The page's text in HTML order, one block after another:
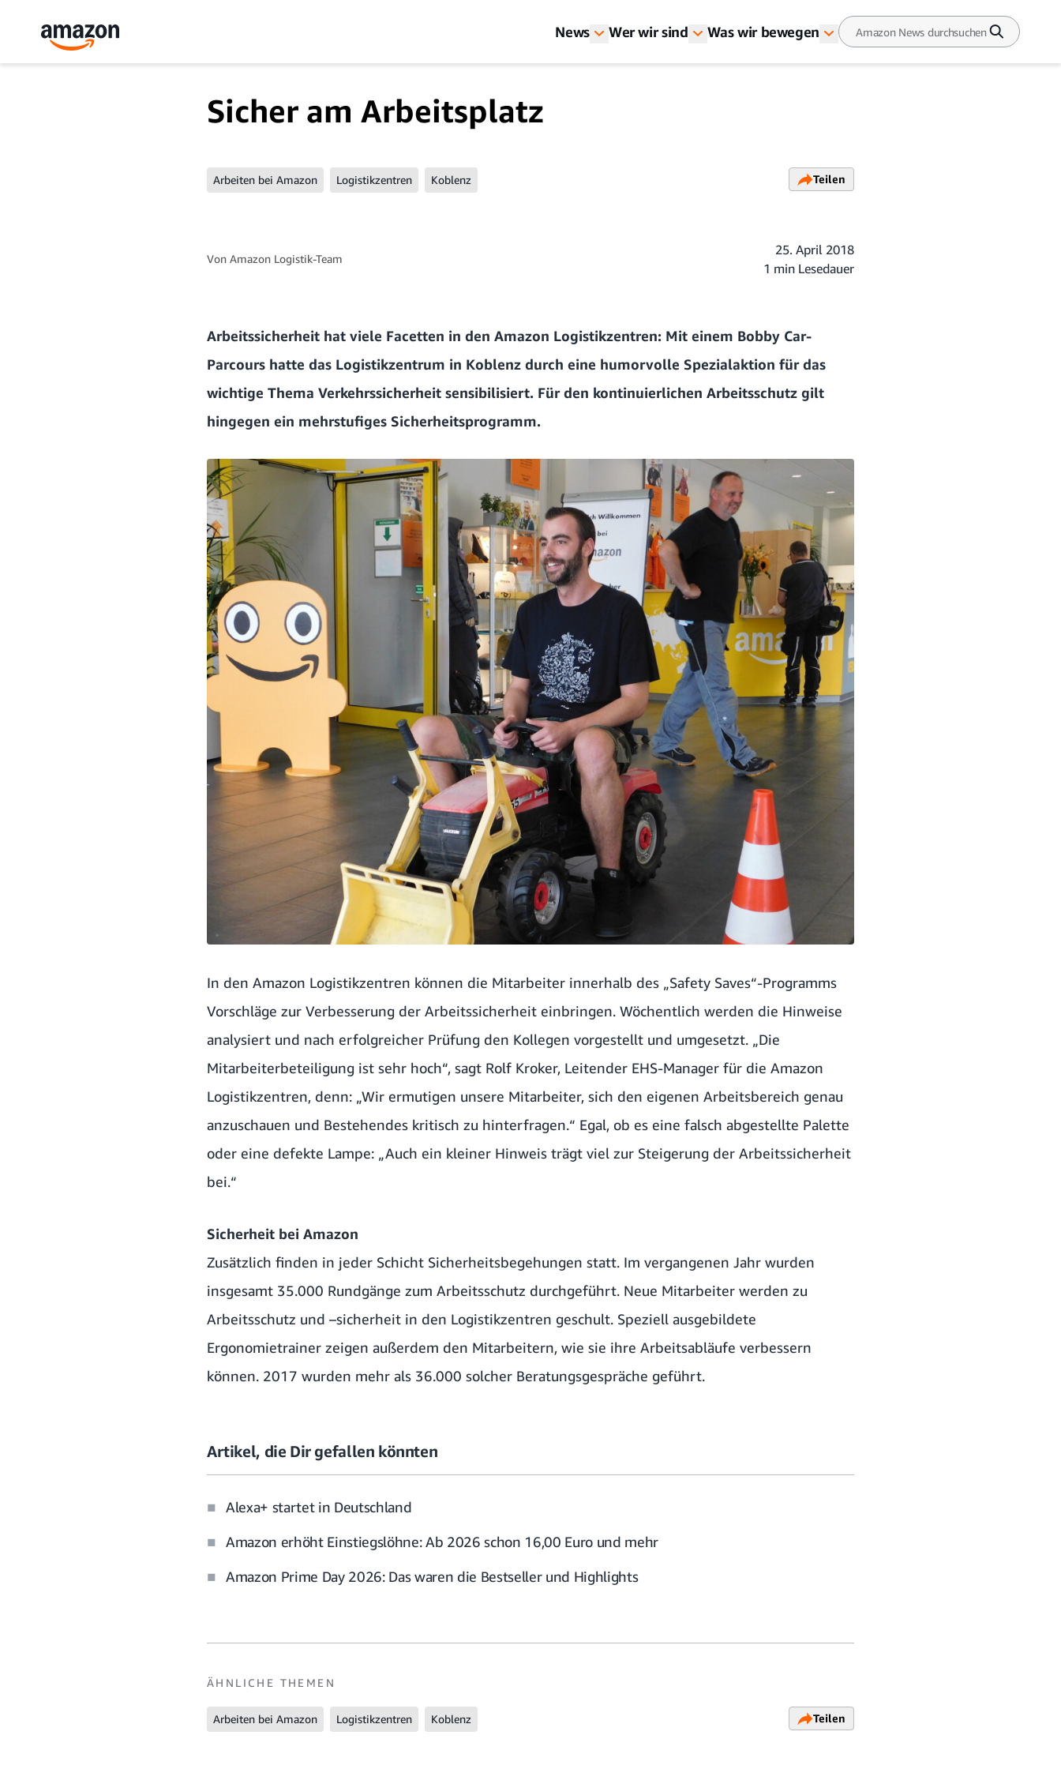
News Wer wir sind Was wir bewegen
Sicher am Arbeitsplatz
Arbeiten bei Amazon Logistikzentren Koblenz Teilen
Von Amazon Logistik-Team
25. April 2018
1 min Lesedauer
Arbeitssicherheit hat viele Facetten in den Amazon Logistikzentren: Mit einem Bobby Car-
Parcours hatte das Logistikzentrum in Koblenz durch eine humorvolle Spezialaktion für das
wichtige Thema Verkehrssicherheit sensibilisiert. Für den kontinuierlichen Arbeitsschutz gilt
hingegen ein mehrstufiges Sicherheitsprogramm.
In den Amazon Logistikzentren können die Mitarbeiter innerhalb des „Safety Saves“-Programms
Vorschläge zur Verbesserung der Arbeitssicherheit einbringen. Wöchentlich werden die Hinweise
analysiert und nach erfolgreicher Prüfung den Kollegen vorgestellt und umgesetzt. „Die
Mitarbeiterbeteiligung ist sehr hoch“, sagt Rolf Kroker, Leitender EHS-Manager für die Amazon
Logistikzentren, denn: „Wir ermutigen unsere Mitarbeiter, sich den eigenen Arbeitsbereich genau
anzuschauen und Bestehendes kritisch zu hinterfragen.“ Egal, ob es eine falsch abgestellte Palette
oder eine defekte Lampe: „Auch ein kleiner Hinweis trägt viel zur Steigerung der Arbeitssicherheit
bei.“
Sicherheit bei Amazon
Zusätzlich finden in jeder Schicht Sicherheitsbegehungen statt. Im vergangenen Jahr wurden
insgesamt 35.000 Rundgänge zum Arbeitsschutz durchgeführt. Neue Mitarbeiter werden zu
Arbeitsschutz und –sicherheit in den Logistikzentren geschult. Speziell ausgebildete
Ergonomietrainer zeigen außerdem den Mitarbeitern, wie sie ihre Arbeitsabläufe verbessern
können. 2017 wurden mehr als 36.000 solcher Beratungsgespräche geführt.
Artikel, die Dir gefallen könnten
Alexa+ startet in Deutschland
Amazon erhöht Einstiegslöhne: Ab 2026 schon 16,00 Euro und mehr
Amazon Prime Day 2026: Das waren die Bestseller und Highlights
ÄHNLICHE THEMEN
Arbeiten bei Amazon Logistikzentren Koblenz Teilen